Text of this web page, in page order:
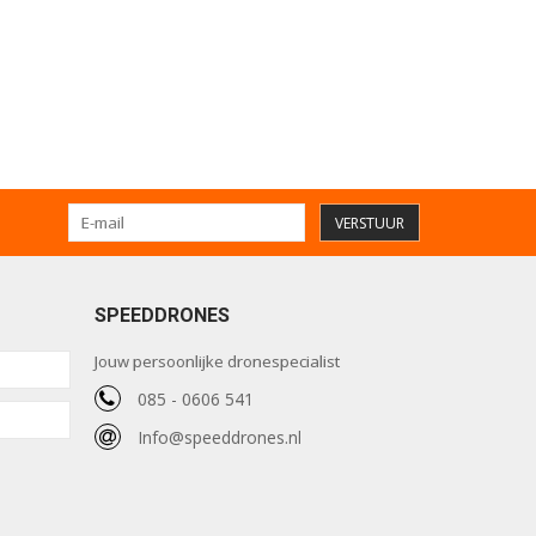
VERSTUUR
SPEEDDRONES
Jouw persoonlijke dronespecialist
085 - 0606 541
Info@speeddrones.nl